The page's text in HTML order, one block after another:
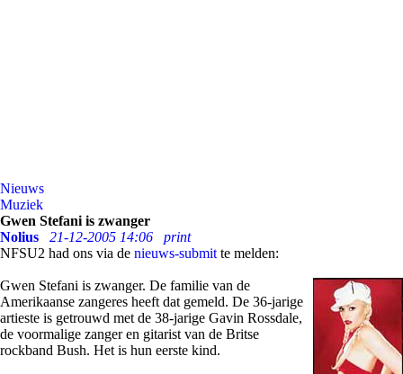
Nieuws
Muziek
Gwen Stefani is zwanger
Nolius
21-12-2005 14:06
print
NFSU2 had ons via de nieuws-submit te melden:
Gwen Stefani is zwanger. De familie van de
Amerikaanse zangeres heeft dat gemeld. De 36-jarige
artieste is getrouwd met de 38-jarige Gavin Rossdale,
de voormalige zanger en gitarist van de Britse
rockband Bush. Het is hun eerste kind.